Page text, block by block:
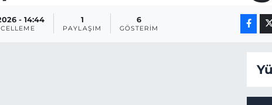
- 14:44 1
PAYLAŞIM
6
GÖSTERIM